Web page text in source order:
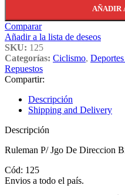
AÑADIR
Comparar
Añadir a la lista de deseos
SKU: 125
Categorías: Ciclismo,
Repuestos
Compartir:
Descripción
Shipping and Delivery
Descripción
Ruleman P/ Jgo De Direccion
Cód: 125
Envios a todo el país.